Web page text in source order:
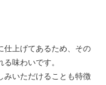
仕上げてあるため、その
味わいです。
みいただけることも特徴